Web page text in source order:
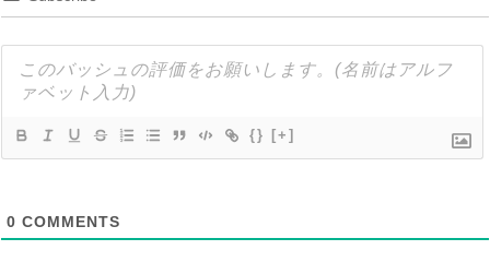
{} [+]
0 COMMENTS